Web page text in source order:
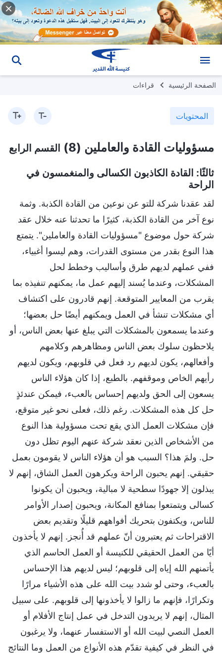
الصفحة الرئيسية قراءات
المحتويات
مسؤوليات القادة والعاملين (8) القسم الرابع
ثالثًا: القادة الكاذبون الكسالى والمنغمسون في
الراحة
لقد عقدنا شركة للتو عن نوعين من القادة الكذبة. وثمة
نوع آخر من القادة الكذبة، كثيرًا ما تحدثنا عنه خلال عقد
شركة حول موضوع "مسؤوليات القادة والعاملين". يتمتع
هذا النوع بقدر من مستوى القدرات، وهم ليسوا أغبياء،
ففي عملهم لديهم طرق وأساليب وخطط لحل
المشكلات، وعندما يُسند إليهم عمل ما، يمكنهم تنفيذه بما
يقرب من المعايير المتوقعة. إنهم قادرون على اكتشاف
أي مشكلات تنشأ في العمل ويمكنهم أيضًا حل بعضها؛
وعندما يسمعون بالمشكلات التي يبلغ عنها بعض الناس، أو
يلاحظون سلوك بعض الناس ومظاهرهم وكلامهم
وأفعالهم، يكون لديهم رد فعل في قلوبهم، ويكون لديهم
رأيهم الخاص وموقفهم. بالطبع، إذا كان هؤلاء الناس
يسعون إلى الحق ولديهم إحساس بالعبء، فيمكن عندئذٍ
حل كل هذه المشكلات. رغم ذلك، فعلى نحو غير متوقع،
فإن مشكلات العمل الذي يقع تحت مسؤولية هذا النوع
من الأشخاص الذين نعقد شركة عنهم اليوم تظل دون
حل. ولمَ هذا؟ السبب هو أن هؤلاء الناس لا يقومون بعمل
حقيقي. إنهم يحبون الراحة ويكرهون العمل الشاق، إنهم لا
يبذلون إلا جهودًا سطحية لا مبالية، ويحبون أن يكونوا
كسالى ويتمتعوا بمنافع المكانة، ويحبون إصدار الأوامر
للناس، ويكتفون بتحريك أفواههم قليلًا وتقديم بعض
الاقتراحات ثم يعتبرون أنّ عملهم قد أُنجز. إنهم لا يأخذون
أيًا من العمل الحقيقي للكنيسة أو العمل الحاسم الذي
يأتمنهم الله إياه إلى قلوبهم؛ ليس لديهم هذا الإحساس
بالعبء، وحتى لو شدد بيت الله على هذه الأشياء مرارًا
وتكرارًا، فإنهم ما زالوا لا يأخذونها إلى قلوبهم. على سبيل
المثال، إنهم لا يريدون التدخل في عمل إنتاج الأفلام أو
العمل النصي لبيت الله أو الاستفسار عنهما، ولا يرغبون
في النظر في كيفية تقدّم هذه الأنواع من العمل وما النتائج